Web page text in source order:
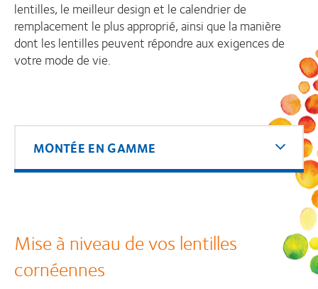
lentilles, le meilleur design et le calendrier de
remplacement le plus approprié, ainsi que la manière
dont les lentilles peuvent répondre aux exigences de
votre mode de vie.
MONTÉE EN GAMME
Mise à niveau de vos lentilles
cornéennes